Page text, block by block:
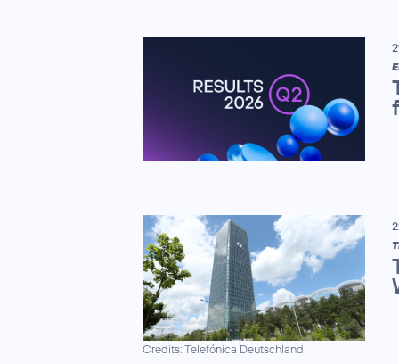
Credits: Telefónica Deutschland